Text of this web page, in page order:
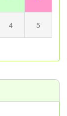
4 5